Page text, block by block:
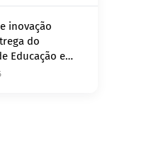
inovação
do
Educação e
Trânsito